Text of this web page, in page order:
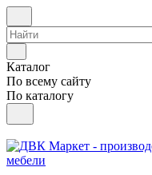
Каталог
По всему сайту
По каталогу